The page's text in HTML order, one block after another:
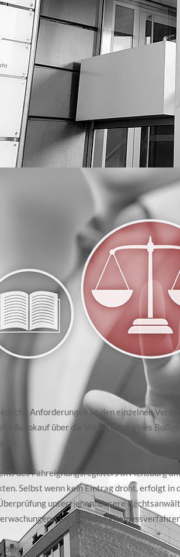
Anforderungen an den einzelnen
Autokauf über die Verhängung eines
des Fahreignungsregisters in Flensburg
Selbst wenn kein Eintrag droht, erfolgt in
unterziehen. Unsere
bei: